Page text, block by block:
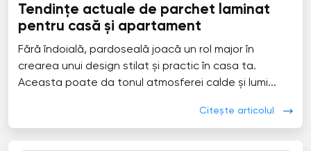
Tendințe actuale de parchet laminat
pentru casă și apartament
Fără îndoială, pardoseală joacă un rol major în
crearea unui design stilat și practic în casa ta.
Aceasta poate da tonul atmosferei calde și lumi...
Citește articolul